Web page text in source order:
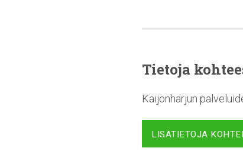
Tietoja
Kaijonharjun
LISÄTIETOJA